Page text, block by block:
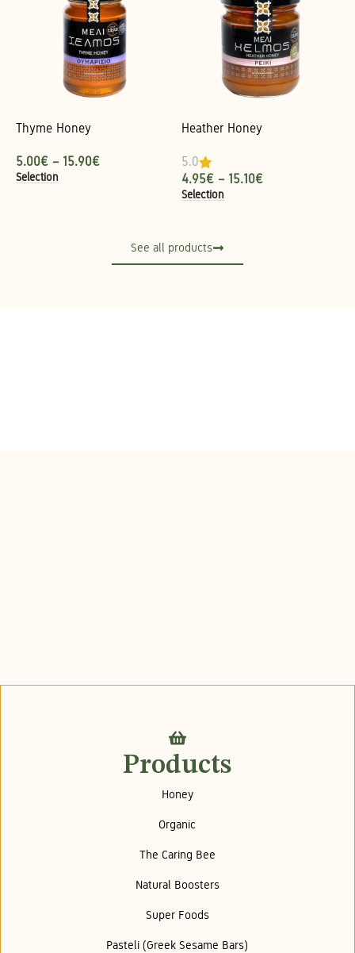
Thyme Honey
5.00€ – 15.90€
Selection
Heather Honey
5.0
4.95€ – 15.10€
Selection
See all products
Products
Honey
Organic
The Caring Bee
Natural Boosters
Super Foods
Pasteli (Greek Sesame Bars)